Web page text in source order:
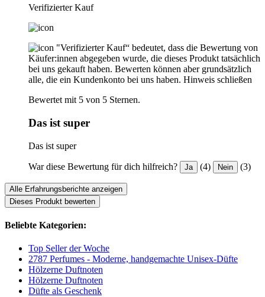
Verifizierter Kauf
"Verifizierter Kauf“ bedeutet, dass die Bewertung von
Käufer:innen abgegeben wurde, die dieses Produkt tatsächlich
bei uns gekauft haben. Bewerten können aber grundsätzlich
alle, die ein Kundenkonto bei uns haben. Hinweis schließen
Bewertet mit 5 von 5 Sternen.
Das ist super
Das ist super
War diese Bewertung für dich hilfreich? Ja (4) Nein (3)
Alle Erfahrungsberichte anzeigen
Dieses Produkt bewerten
Beliebte Kategorien:
Top Seller der Woche
2787 Perfumes - Moderne, handgemachte Unisex-Düfte
Hölzerne Duftnoten
Hölzerne Duftnoten
Düfte als Geschenk